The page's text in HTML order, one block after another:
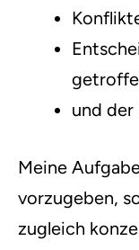
und der
Meine
vorzugeben,
zugleich